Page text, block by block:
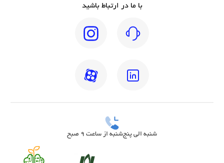
با ما در ارتباط باشید
شنبه الی پنج‌شنبه از ساعت 9 صبح